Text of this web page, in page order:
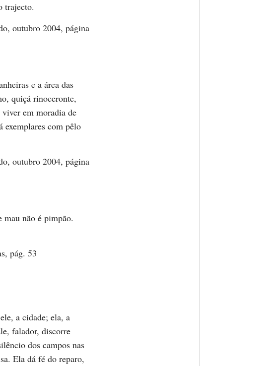
trajecto.
outubro 2004, página
e a área das
quiçá rinoceronte,
viver em moradia de
exemplares com pêlo
outubro 2004, página
mau não é pimpão.
pág. 53
a cidade; ela, a
falador, discorre
dos campos nas
Ela dá fé do reparo,